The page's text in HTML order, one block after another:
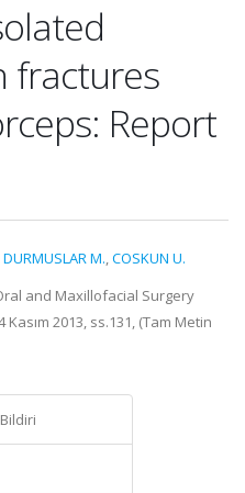
fractures
Report
DURMUSLAR M.,COSKUN U.
and Maxillofacial Surgery
2013, ss.131, (Tam Metin